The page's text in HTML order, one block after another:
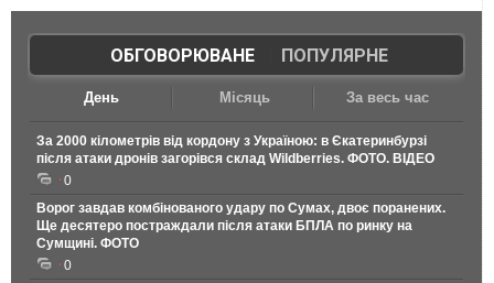
ОБГОВОРЮВАНЕ| ПОПУЛЯРНЕ
День Місяць За весь час
За 2000 кілометрів від кордону з Україною: в Єкатеринбурзі
після атаки дронів загорівся склад Wildberries. ФОТО. ВІДЕО
0
Ворог завдав комбінованого удару по Сумах, двоє поранених.
Ще десятеро постраждали після атаки БПЛА по ринку на
Сумщині. ФОТО
0